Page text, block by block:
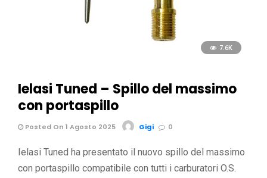
7.6K
Ielasi Tuned – Spillo del massimo
con portaspillo
Posted On 1 Agosto 2025 Gigi 0
Ielasi Tuned ha presentato il nuovo spillo del massimo
con portaspillo compatibile con tutti i carburatori O.S.